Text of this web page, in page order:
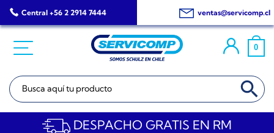
Saltar
al
Central +56 2 2914 7444 ventas@servicomp.cl
0
Buscar: BOTÓN DE
DESPACHO GRATIS EN RM